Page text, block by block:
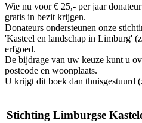
Wie nu voor € 25,- per jaar
gratis in bezit krijgen.
Donateurs ondersteunen onze
'Kasteel en landschap in Limburg'
erfgoed.
De bijdrage van uw keuze kunt u
postcode en woonplaats.
U krijgt dit boek dan thuisgestuurd
Stichting Limburgse